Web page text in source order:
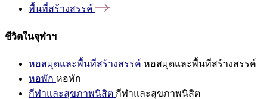
พื้นที่สร้างสรรค์
ชีวิตในจุฬาฯ
หอสมุดและพื้นที่สร้างสรรค์ หอสมุดและพื้นที่สร้างสรรค์
หอพัก หอพัก
กีฬาและสุขภาพนิสิต กีฬาและสุขภาพนิสิต